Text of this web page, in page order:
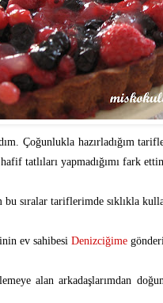
Çoğunlukla hazırladığım
tatlıları yapmadığımı fark
sıralar tariflerimde sıklıkla
ev sahibesi Denizciğime
alan arkadaşlarımdan